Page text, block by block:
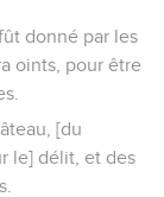
donné par les
oints, pour être
[du
le] délit, et des